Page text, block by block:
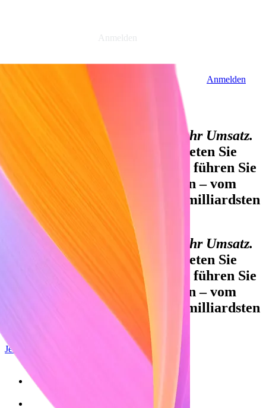
Anmelden
Anmelden
Sales-Team kontaktieren
Globales BIP, das über Stripe abgewickelt wird:
Die Finanzinfrastruktur für mehr Umsatz.
Akzeptieren Sie Zahlungen, bieten Sie
Finanzdienstleistungen an und führen Sie
individuelle Umsatzmodelle ein – vom
ersten Bezahlvorgang bis zur milliardsten
Transaktion.
Die Finanzinfrastruktur für mehr Umsatz.
Akzeptieren Sie Zahlungen, bieten Sie
Finanzdienstleistungen an und führen Sie
individuelle Umsatzmodelle ein – vom
ersten Bezahlvorgang bis zur milliardsten
Jetzt starten Bei Google anmelden